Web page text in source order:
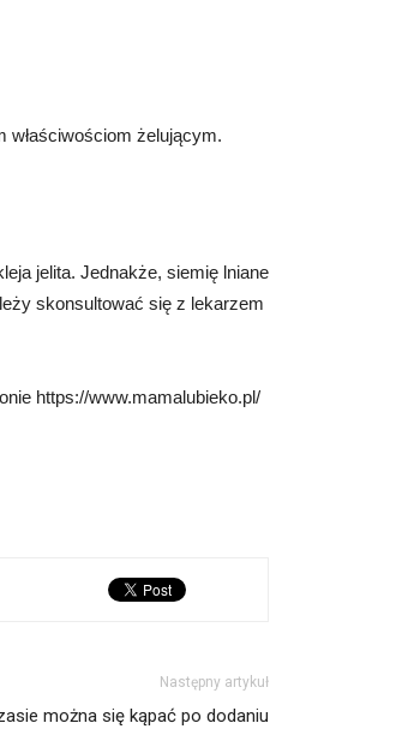
właściwościom żelującym.
jelita. Jednakże, siemię lniane
skonsultować się z lekarzem
https://www.mamalubieko.pl/
Następny artykuł
można się kąpać po dodaniu